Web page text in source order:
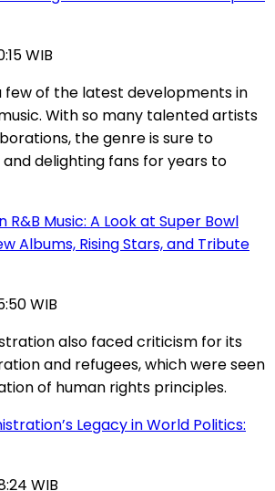
WIB
R&B Music: A Look at Super Bowl
Albums, Rising Stars, and Tribute
WIB
Legacy in World Politics:
WIB